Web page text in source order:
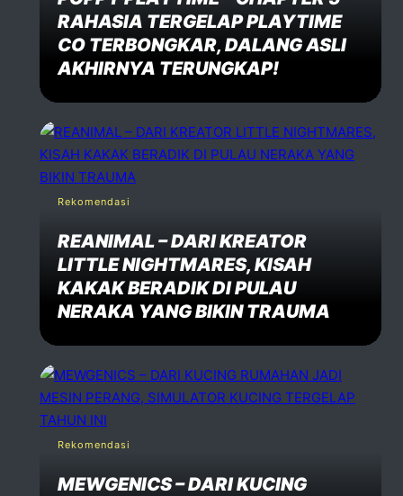
RAHASIA TERGELAP PLAYTIME
CO TERBONGKAR, DALANG ASLI
AKHIRNYA TERUNGKAP!
Rekomendasi
REANIMAL – DARI KREATOR
LITTLE NIGHTMARES, KISAH
KAKAK BERADIK DI PULAU
NERAKA YANG BIKIN TRAUMA
Rekomendasi
MEWGENICS – DARI KUCING